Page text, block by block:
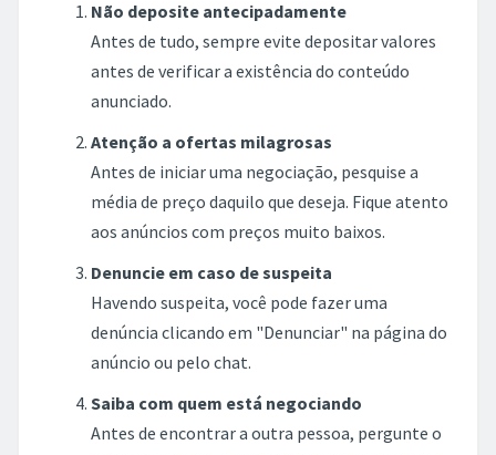
Não deposite antecipadamente
Antes de tudo, sempre evite depositar valores
antes de verificar a existência do conteúdo
anunciado.
Atenção a ofertas milagrosas
Antes de iniciar uma negociação, pesquise a
média de preço daquilo que deseja. Fique atento
aos anúncios com preços muito baixos.
Denuncie em caso de suspeita
Havendo suspeita, você pode fazer uma
denúncia clicando em "Denunciar" na página do
anúncio ou pelo chat.
Saiba com quem está negociando
Antes de encontrar a outra pessoa, pergunte o